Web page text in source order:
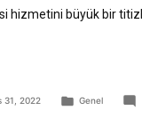
hizmetini büyük bir
31, 2022 Genel